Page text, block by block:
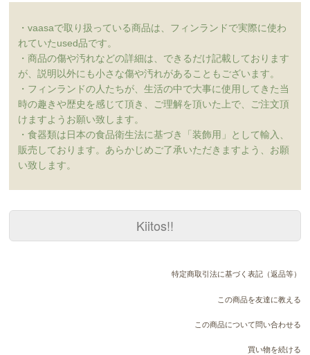
・vaasaで取り扱っている商品は、フィンランドで実際に使わ
れていたused品です。
・商品の傷や汚れなどの詳細は、できるだけ記載しております
が、説明以外にも小さな傷や汚れがあることもございます。
・フィンランドの人たちが、生活の中で大事に使用してきた当
時の趣きや歴史を感じて頂き、ご理解を頂いた上で、ご注文頂
けますようお願い致します。
・食器類は日本の食品衛生法に基づき「装飾用」として輸入、
販売しております。あらかじめご了承いただきますよう、お願
い致します。
Kiitos!!
特定商取引法に基づく表記（返品等）
この商品を友達に教える
この商品について問い合わせる
買い物を続ける